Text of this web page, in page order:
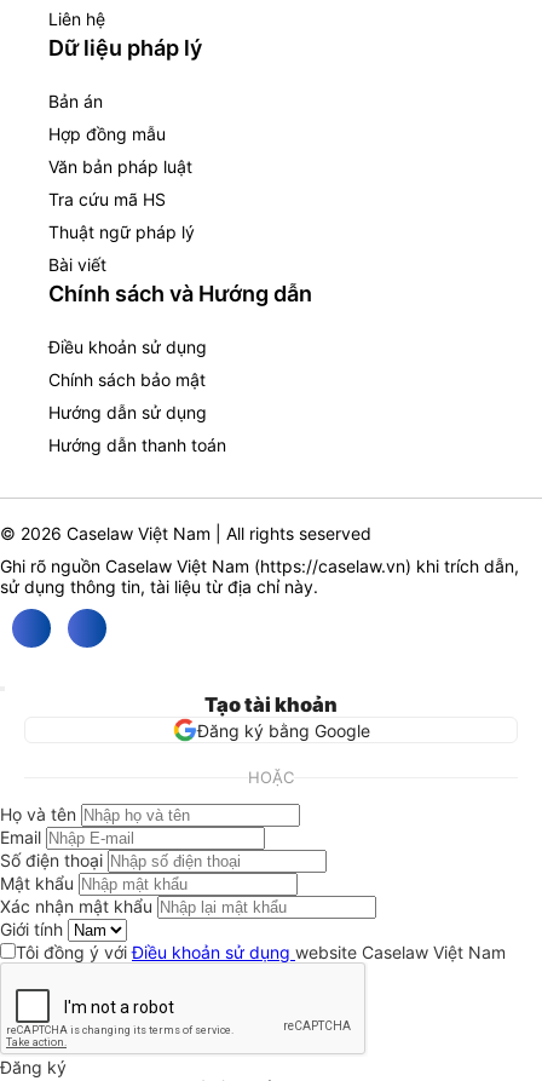
Liên hệ
Dữ liệu pháp lý
Bản án
Hợp đồng mẫu
Văn bản pháp luật
Tra cứu mã HS
Thuật ngữ pháp lý
Bài viết
Chính sách và Hướng dẫn
Điều khoản sử dụng
Chính sách bảo mật
Hướng dẫn sử dụng
Hướng dẫn thanh toán
© 2026 Caselaw Việt Nam | All rights seserved
Ghi rõ nguồn Caselaw Việt Nam (https://caselaw.vn) khi trích dẫn,
sử dụng thông tin, tài liệu từ địa chỉ này.
Tạo tài khoản
Đăng ký bằng Google
HOẶC
Họ và tên
Email
Số điện thoại
Mật khẩu
Xác nhận mật khẩu
Giới tính
Tôi đồng ý vớiĐiều khoản sử dụng website Caselaw Việt Nam
Đăng ký